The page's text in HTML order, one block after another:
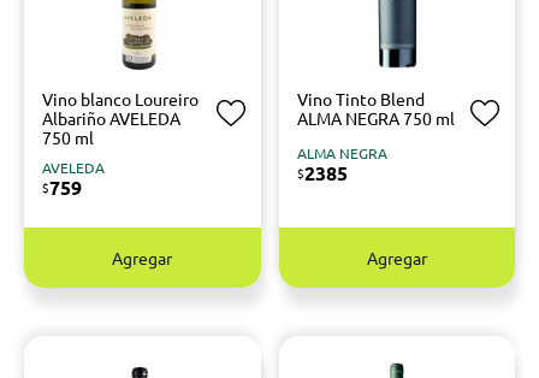
Vino blanco Loureiro
Albariño AVELEDA
750 ml
AVELEDA
$759
Agregar
Vino Tinto Blend
ALMA NEGRA 750 ml
ALMA NEGRA
$2385
Agregar